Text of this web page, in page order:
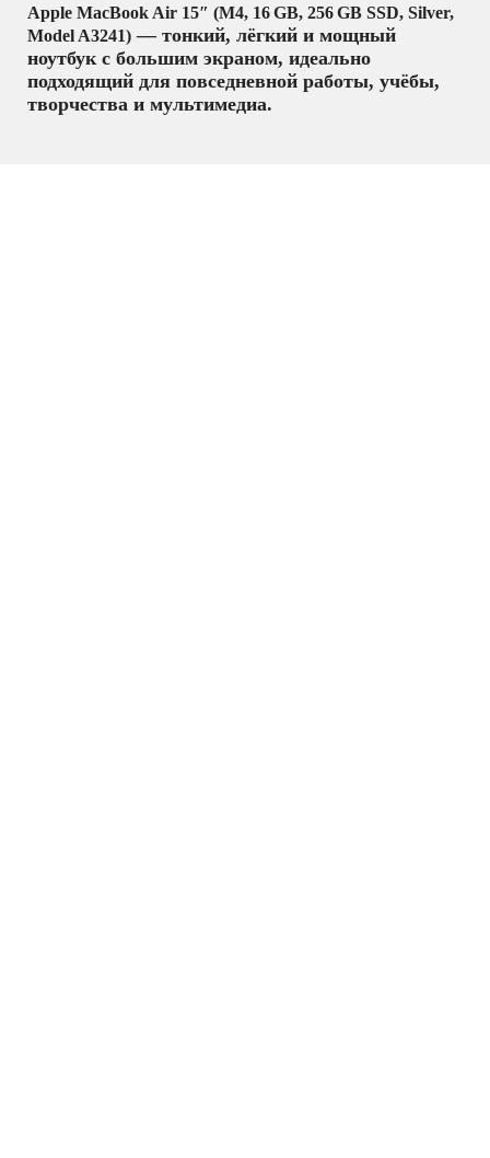
Apple MacBook Air 15″ (M4, 16 GB, 256 GB SSD, Silver,
Model A3241) — тонкий, лёгкий и мощный
ноутбук с большим экраном, идеально
подходящий для повседневной работы, учёбы,
творчества и мультимедиа.